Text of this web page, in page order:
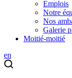
Emplois
Notre
Nos
Galerie
Moitié-moitié
en